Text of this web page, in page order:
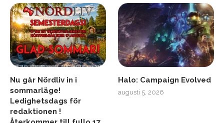
Nu går Nördliv in i
sommarläge!
Ledighetsdags för
redaktionen !
Halo: Campaign Evolved
augusti 5, 2026